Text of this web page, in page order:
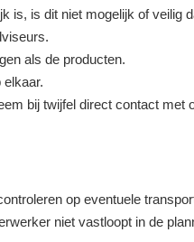
is, is dit niet mogelijk of veilig
als de producten.
elkaar.
bij twijfel direct contact met
op eventuele
niet vastloopt in de